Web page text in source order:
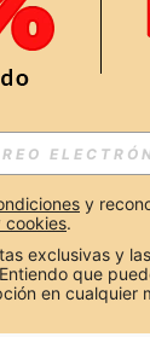
y
cookies.
exclusivas y
que
en cualquier